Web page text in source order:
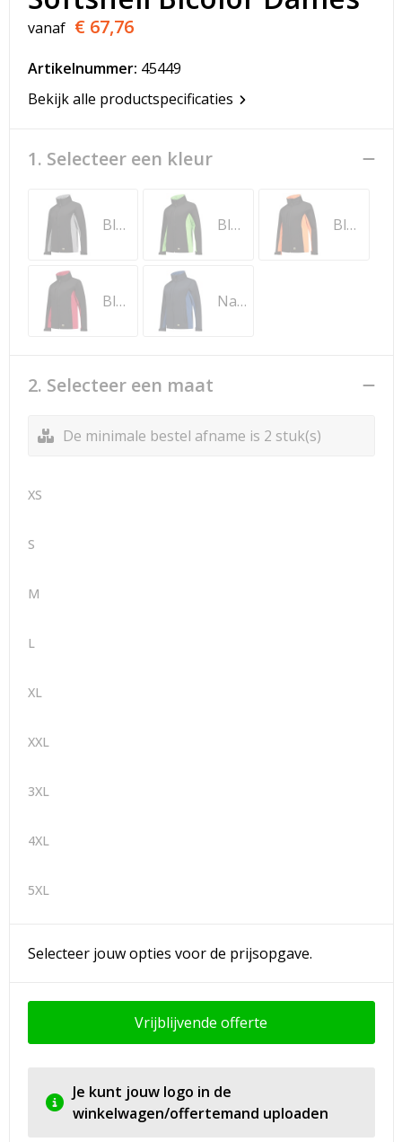
T-Shirts
Vesten
vanaf € 67,76
Artikelnummer: 45449
Bekijk alle productspecificaties
1. Selecteer een kleur
Black-Grey Black-Lime Black-Orange
Black-Red Navy-Royal Blue
2. Selecteer een maat
De minimale bestel afname is 2 stuk(s)
XS
S
M
L
XL
XXL
3XL
4XL
5XL
Selecteer jouw opties voor de prijsopgave.
Vrijblijvende offerte
Je kunt jouw logo in de
winkelwagen/offertemand uploaden